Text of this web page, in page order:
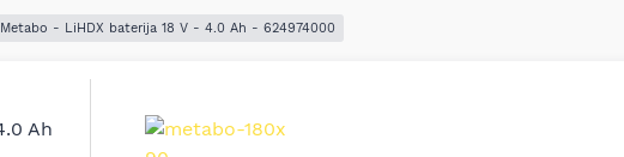
Metabo - LiHDX baterija 18 V - 4.0 Ah - 624974000